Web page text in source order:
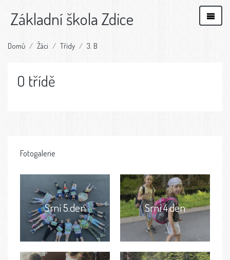
Základní škola Zdice
Domů Žáci Třídy 3. B
O třídě
Fotogalerie
Srní 5.den Srní 4.den